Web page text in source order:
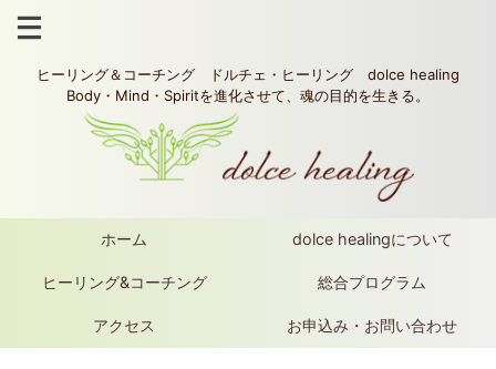
ヒーリング＆コーチング ドルチェ・ヒーリング dolce healing
Body・Mind・Spiritを進化させて、魂の目的を生きる。
ホーム dolce healingについて
ヒーリング&コーチング 総合プログラム
アクセス お申込み・お問い合わせ